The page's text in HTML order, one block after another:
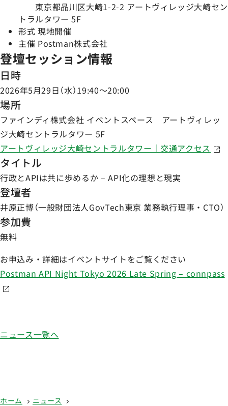
東京都品川区大崎1-2-2 アートヴィレッジ大崎セン
トラルタワー 5F
形式 現地開催
主催 Postman株式会社
登壇セッション情報
日時
2026年5月29日（水）19:40～20:00
場所
ファインディ株式会社 イベントスペース アートヴィレッ
ジ大崎セントラルタワー 5F
アートヴィレッジ大崎セントラルタワー｜交通アクセス
タイトル
行政とAPIは共に歩めるか – API化の理想と現実
登壇者
井原正博（一般財団法人GovTech東京 業務執行理事・CTO）
参加費
無料
お申込み・詳細はイベントサイトをご覧ください
Postman API Night Tokyo 2026 Late Spring – connpass
ニュース一覧へ
ホーム
ニュース